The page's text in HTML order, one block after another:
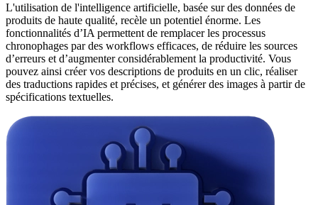
L'utilisation de l'intelligence artificielle, basée sur des données de
produits de haute qualité, recèle un potentiel énorme. Les
fonctionnalités d’IA permettent de remplacer les processus
chronophages par des workflows efficaces, de réduire les sources
d’erreurs et d’augmenter considérablement la productivité. Vous
pouvez ainsi créer vos descriptions de produits en un clic, réaliser
des traductions rapides et précises, et générer des images à partir de
spécifications textuelles.